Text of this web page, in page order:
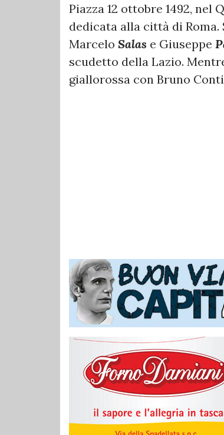
Piazza 12 ottobre 1492, nel
dedicata alla città di
Marcelo Salas e Giuseppe
scudetto della Lazio.
giallorossa con Bruno